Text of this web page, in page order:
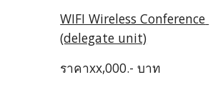
WIFI Wireless Conference
(delegate unit)
ราคาxx,000.- บาท